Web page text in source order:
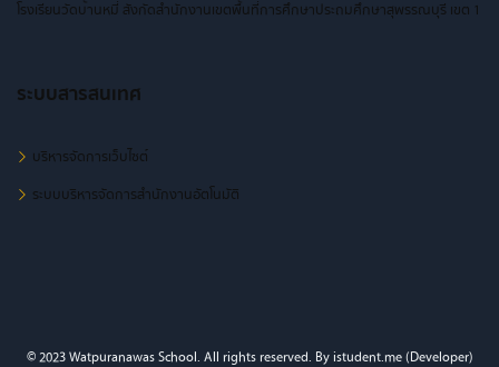
โรงเรียนวัดบ้านหมี่ สังกัดสำนักงานเขตพื้นที่การศึกษาประถมศึกษาสุพรรณบุรี เขต 1
ระบบสารสนเทศ
บริหารจัดการเว็บไซต์
ระบบบริหารจัดการสำนักงานอัตโนมัติ
© 2023 Watpuranawas School. All rights reserved. By istudent.me (Developer)